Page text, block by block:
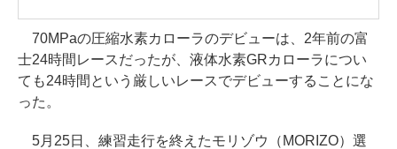
70MPaの圧縮水素カローラのデビューは、2年前の富
士24時間レースだったが、液体水素GRカローラについ
ても24時間という厳しいレースでデビューすることにな
った。
5月25日、練習走行を終えたモリゾウ（MORIZO）選